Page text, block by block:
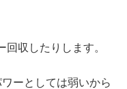
収したりします。
ーとしては弱いから